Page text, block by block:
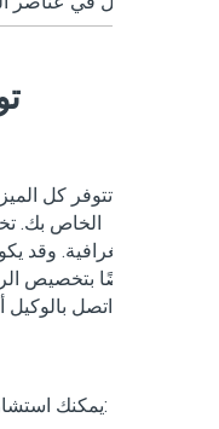
لا تتوفر كل الميزات
الخاص بك. تختلف
الجغرافية. وقد يكون
أيضًا بتخصيص الراديو
اتصل بالوكيل أو